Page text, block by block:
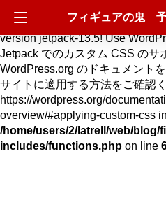
Deprecated
: Hook
version jetpack-13.5! Use
Jetpack でのカスタム CSS のサ
WordPress.org のドキュメント
サイトに適用する方法をご確認
https://wordpress.org/
overview/#applying-custom-css in
/home/users/2/latrell/web/blog/
includes/functions.php on line
フィギュアの鬼